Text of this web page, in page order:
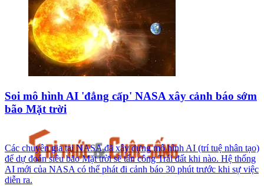
Soi mô hình AI 'đẳng cấp' NASA xây cảnh báo sớm
bão Mặt trời
Các chuyên gia tại NASA đã xây dựng mô hình AI (trí tuệ nhân tạo)
để dự đoán siêu bão Mặt trời sẽ tấn công Trái đất khi nào. Hệ thống
AI mới của NASA có thể phát đi cảnh báo 30 phút trước khi sự việc
diễn ra.